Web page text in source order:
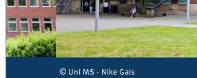
© Uni MS - Nike Gais